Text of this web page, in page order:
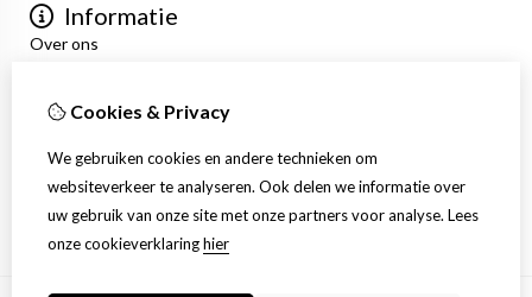
Informatie
Over ons
Algemene voorwaarden
Mijn account
Inloggen
Bestelhistorie
Verlanglijst
Nieuwsbrief
Cookies & Privacy
We gebruiken cookies en andere technieken om
websiteverkeer te analyseren. Ook delen we informatie over
uw gebruik van onze site met onze partners voor analyse. Lees
onze cookieverklaringhier